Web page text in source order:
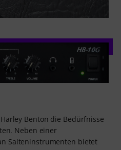
Benton die Bedürfnisse
Neben einer
Saiteninstrumenten bietet